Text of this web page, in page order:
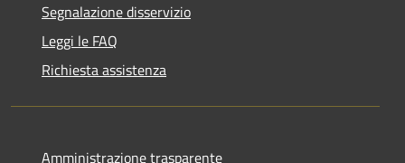
Segnalazione disservizio
Leggi le FAQ
Richiesta assistenza
Amministrazione trasparente